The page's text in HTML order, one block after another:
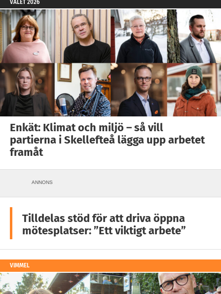
VALET 2026
Enkät: Klimat och miljö – så vill
partierna i Skellefteå lägga upp arbetet
framåt
ANNONS
Tilldelas stöd för att driva öppna
mötesplatser: ”Ett viktigt arbete”
VIMMEL